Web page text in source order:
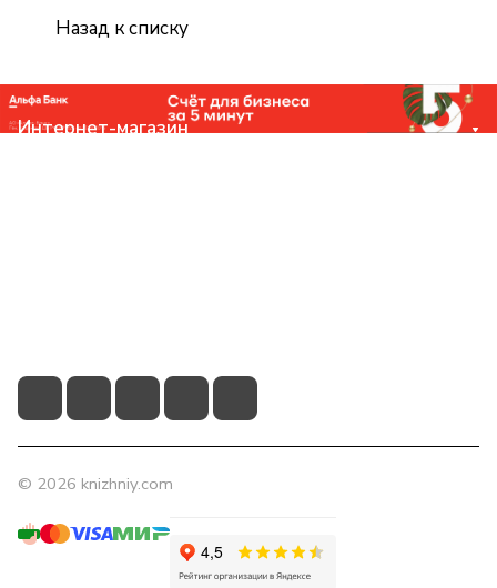
Назад к списку
Интернет-магазин
© 2026 knizhniy.com